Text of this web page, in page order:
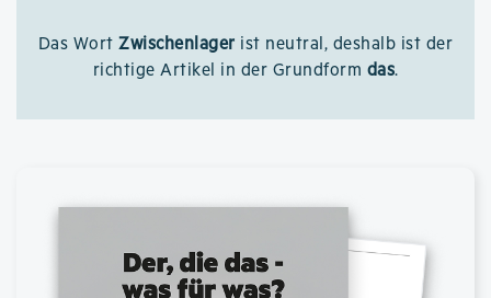
Das WortZwischenlager ist neutral, deshalb ist der
richtige Artikel in der Grundform das.